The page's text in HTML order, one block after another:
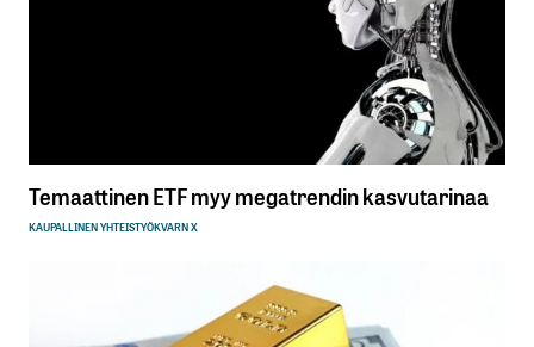
Temaattinen ETF myy megatrendin kasvutarinaa
KAUPALLINEN YHTEISTYÖKVARN X